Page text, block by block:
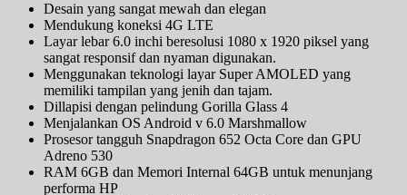
Desain yang sangat mewah dan elegan
Mendukung koneksi 4G LTE
Layar lebar 6.0 inchi beresolusi 1080 x 1920 piksel yang
sangat responsif dan nyaman digunakan.
Menggunakan teknologi layar Super AMOLED yang
memiliki tampilan yang jenih dan tajam.
Dillapisi dengan pelindung Gorilla Glass 4
Menjalankan OS Android v 6.0 Marshmallow
Prosesor tangguh Snapdragon 652 Octa Core dan GPU
Adreno 530
RAM 6GB dan Memori Internal 64GB untuk menunjang
performa HP